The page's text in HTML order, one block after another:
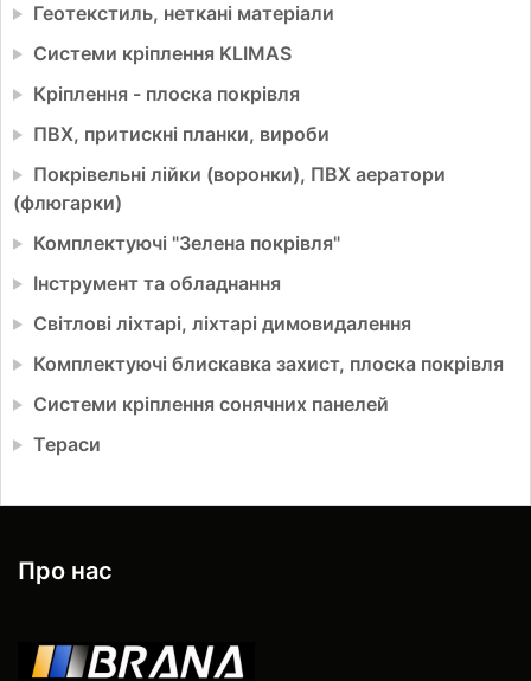
Геотекстиль, неткані матеріали
Системи кріплення KLIMAS
Кріплення - плоска покрівля
ПВХ, притискні планки, вироби
Покрівельні лійки (воронки), ПВХ аератори
(флюгарки)
Комплектуючі "Зелена покрівля"
Інструмент та обладнання
Світлові ліхтарі, ліхтарі димовидалення
Комплектуючі блискавка захист, плоска покрівля
Системи кріплення сонячних панелей
Тераси
Про нас